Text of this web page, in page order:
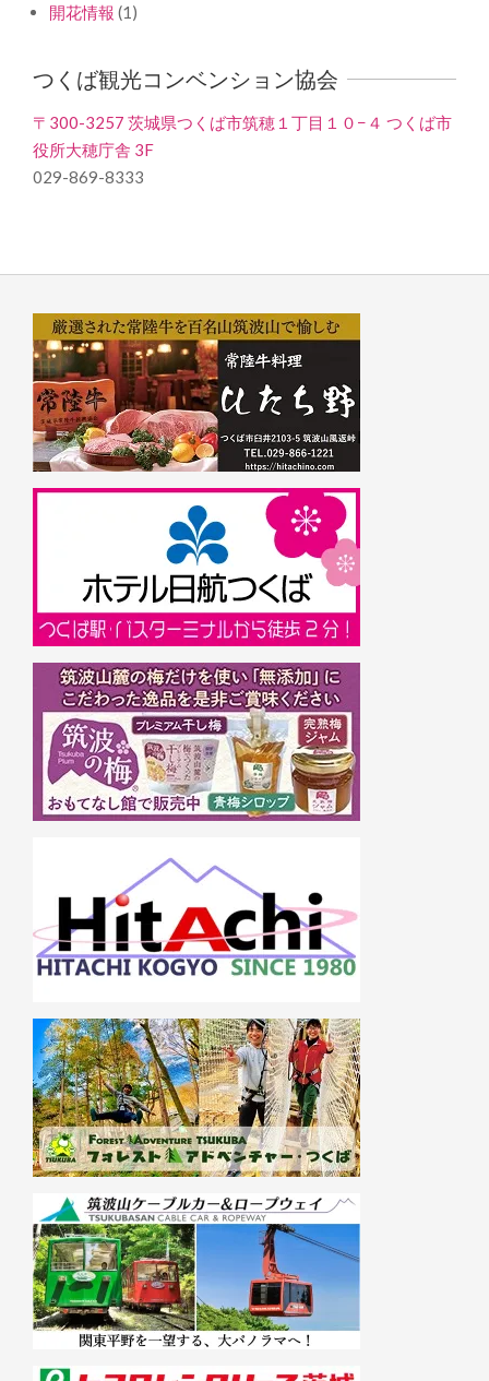
開花情報 (1)
つくば観光コンベンション協会
〒300-3257 茨城県つくば市筑穂１丁目１０−４ つくば市
役所大穂庁舎 3F
029-869-8333